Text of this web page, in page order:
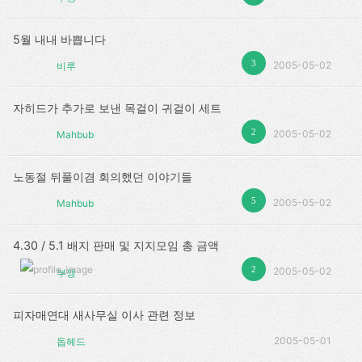
5월 내내 바쁩니다
3
비루 2005-05-02
자히드가 추가로 보낸 목걸이 귀걸이 세트
2
Mahbub 2005-05-02
노동절 뒤풀이겸 회의했던 이야기들
5
Mahbub 2005-05-02
4.30 / 5.1 배지 판매 및 지지모임 총 금액
2
부깽 2005-05-02
피자매연대 새사무실 이사 관련 정보
돕헤드 2005-05-01